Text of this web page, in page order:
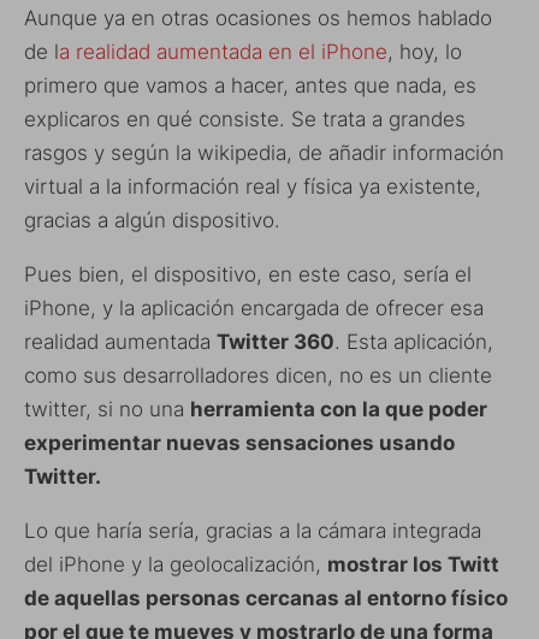
Aunque ya en otras ocasiones os hemos hablado
de la realidad aumentada en el iPhone, hoy, lo
primero que vamos a hacer, antes que nada, es
explicaros en qué consiste. Se trata a grandes
rasgos y según la wikipedia, de añadir información
virtual a la información real y física ya existente,
gracias a algún dispositivo.
Pues bien, el dispositivo, en este caso, sería el
iPhone, y la aplicación encargada de ofrecer esa
realidad aumentada Twitter 360. Esta aplicación,
como sus desarrolladores dicen, no es un cliente
twitter, si no una herramienta con la que poder
experimentar nuevas sensaciones usando
Twitter.
Lo que haría sería, gracias a la cámara integrada
del iPhone y la geolocalización, mostrar los Twitt
de aquellas personas cercanas al entorno físico
por el que te mueves y mostrarlo de una forma